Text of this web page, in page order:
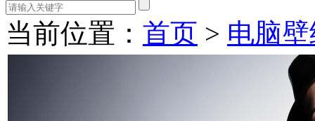
当前位置： 首页 > 电脑